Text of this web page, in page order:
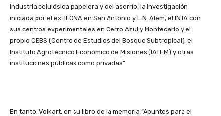
industria celulósica papelera y del aserrío; la investigación
iniciada por el ex-IFONA en San Antonio y L.N. Alem, el INTA con
sus centros experimentales en Cerro Azul y Montecarlo y el
propio CEBS (Centro de Estudios del Bosque Subtropical), el
Instituto Agrotécnico Económico de Misiones (IATEM) y otras
instituciones públicas como privadas”.
En tanto, Volkart, en su libro de la memoria “Apuntes para el